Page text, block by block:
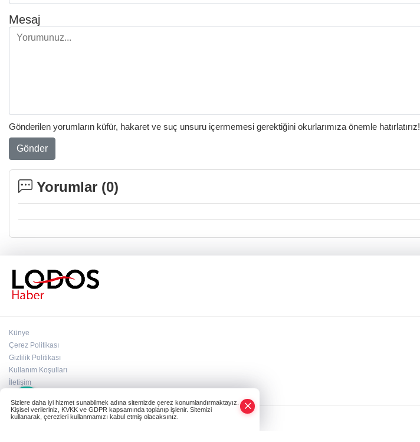
Mesaj
Gönderilen yorumların küfür, hakaret ve suç unsuru içermemesi gerektiğini okurlarımıza önemle hatırlatırız!
Gönder
Yorumlar (0)
Künye
Çerez Politikası
Gizlilik Politikası
Kullanım Koşulları
İletişim
Sizlere daha iyi hizmet sunabilmek adına sitemizde çerez konumlandırmaktayız.
Kişisel verileriniz, KVKK ve GDPR kapsamında toplanıp işlenir. Sitemizi
kullanarak, çerezleri kullanmamızı kabul etmiş olacaksınız.
Whatsapp×